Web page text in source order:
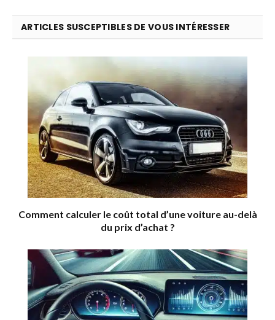
ARTICLES SUSCEPTIBLES DE VOUS INTÉRESSER
Comment calculer le coût total d’une voiture au-delà
du prix d’achat ?